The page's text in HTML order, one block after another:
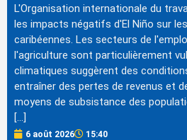
L'Organisation internationale du
les impacts négatifs d'El Niño sur
caribéennes. Les secteurs de
l'agriculture sont particulièrement
climatiques suggèrent des
entraîner des pertes de revenus et
moyens de subsistance des
[…]
6 août 2026 15:40